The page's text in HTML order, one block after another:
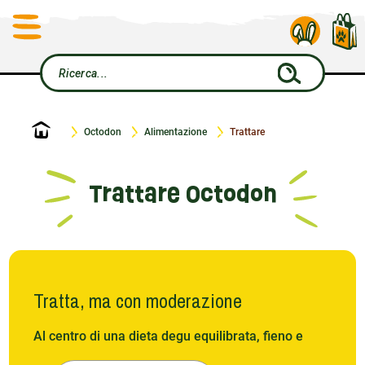
Home Octodon Alimentazione Trattare
Trattare Octodon
Tratta, ma con moderazione
Al centro di una dieta degu equilibrata, fieno e